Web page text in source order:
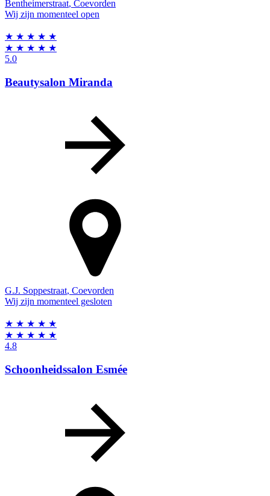
Bentheimerstraat, Coevorden
Wij zijn momenteel open
★ ★ ★ ★ ★
★ ★ ★ ★ ★
5.0
Beautysalon Miranda
G.J. Soppestraat, Coevorden
Wij zijn momenteel gesloten
★ ★ ★ ★ ★
★ ★ ★ ★ ★
4.8
Schoonheidssalon Esmée